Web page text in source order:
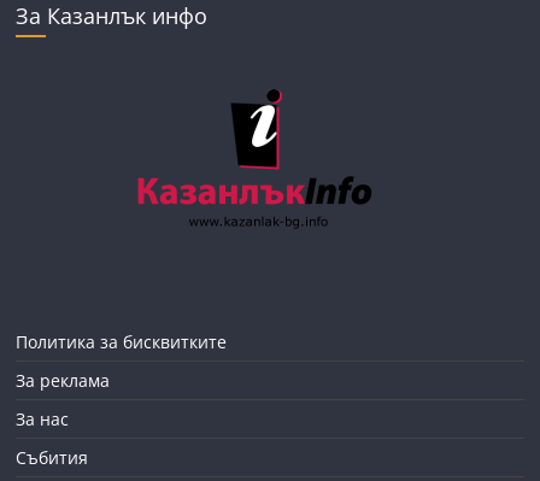
За Казанлък инфо
Политика за бисквитките
За реклама
За нас
Събития